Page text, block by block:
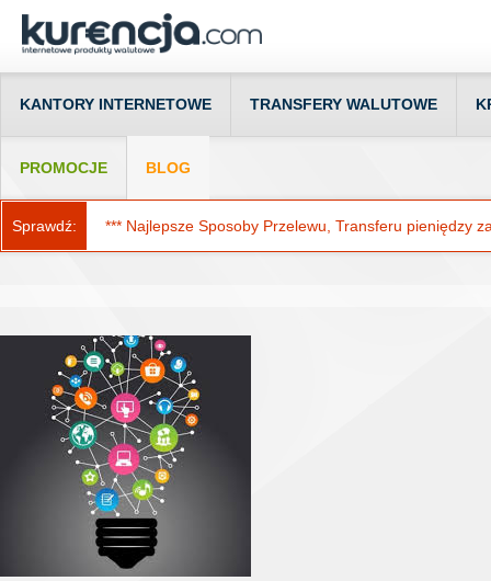
KANTORY INTERNETOWE TRANSFERY WALUTOWE
PROMOCJE BLOG
Sprawdź: *** Najlepsze Sposoby Przelewu, Transferu pieniędzy